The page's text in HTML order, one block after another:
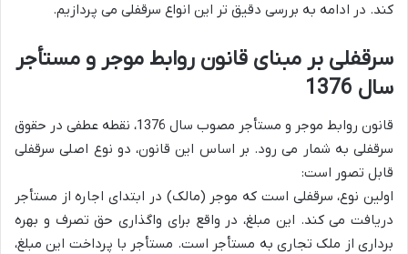
کند. در ادامه به بررسی دقیق تر این انواع سرقفلی می پردازیم.
سرقفلی بر مبنای قانون روابط موجر و مستأجر
سال 1376
قانون روابط موجر و مستأجر مصوب سال 1376، نقطه عطفی در حقوق
سرقفلی به شمار می رود. بر اساس این قانون، دو نوع اصلی سرقفلی
قابل تصور است:
اولین نوع، سرقفلی است که موجر (مالک) در ابتدای اجاره از مستأجر
دریافت می کند. این مبلغ، در واقع برای واگذاری حق تصرف و بهره
برداری از ملک تجاری به مستأجر است. مستأجر با پرداخت این مبلغ،